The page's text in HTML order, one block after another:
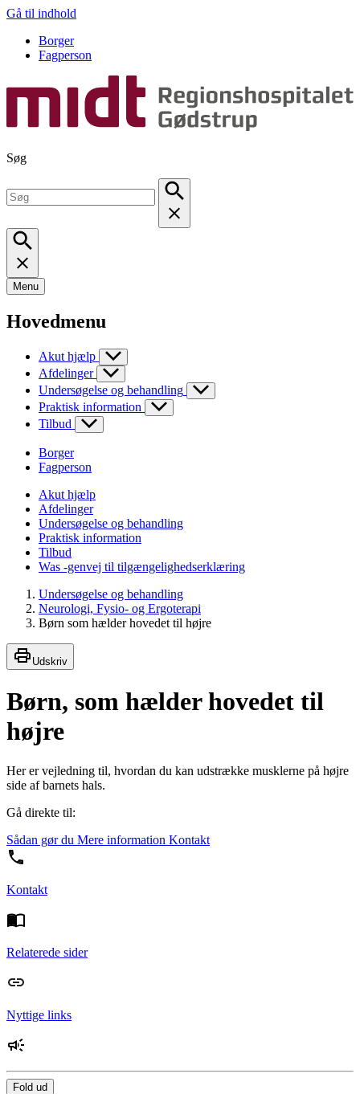
Gå til indhold
Borger
Fagperson
Søg
Menu
Hovedmenu
Akut hjælp
Afdelinger
Undersøgelse og behandling
Praktisk information
Tilbud
Borger
Fagperson
Akut hjælp
Afdelinger
Undersøgelse og behandling
Praktisk information
Tilbud
Was -genvej til tilgængelighedserklæring
Undersøgelse og behandling
Neurologi, Fysio- og Ergoterapi
Børn som hælder hovedet til højre
Udskriv
Børn, som hælder hovedet til
højre
Her er vejledning til, hvordan du kan udstrække musklerne på højre
side af barnets hals.
Gå direkte til:
Sådan gør du Mere information Kontakt
Kontakt
Relaterede sider
Nyttige links
Fold ud